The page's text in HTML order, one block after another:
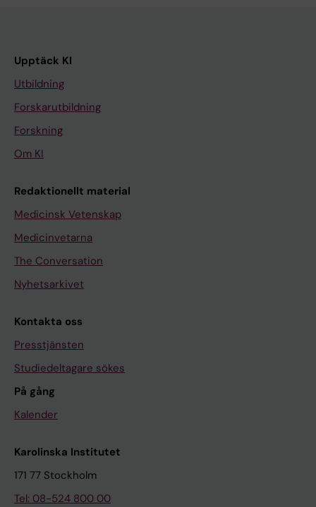
Upptäck KI
Utbildning
Forskarutbildning
Forskning
Om KI
Redaktionellt material
Medicinsk Vetenskap
Medicinvetarna
The Conversation
Nyhetsarkivet
Kontakta oss
Presstjänsten
Studiedeltagare sökes
På gång
Kalender
Karolinska Institutet
171 77 Stockholm
Tel: 08-524 800 00